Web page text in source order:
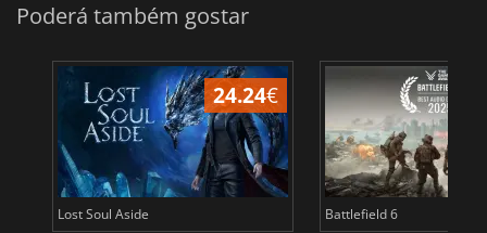
Poderá também gostar
24.24€
Lost Soul Aside Battlefield 6